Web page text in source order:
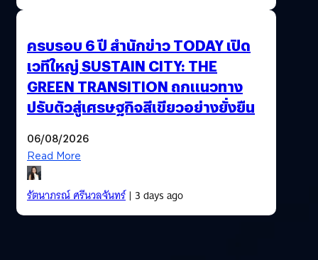
ครบรอบ 6 ปี สำนักข่าว TODAY เปิด
เวทีใหญ่ SUSTAIN CITY: THE
GREEN TRANSITION ถกแนวทาง
ปรับตัวสู่เศรษฐกิจสีเขียวอย่างยั่งยืน
06/08/2026
Read More
รัตนาภรณ์ ศรีนวลจันทร์| 3 days ago